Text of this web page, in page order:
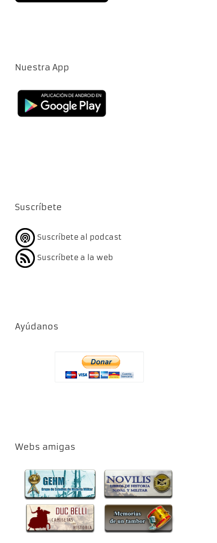
Nuestra App
Suscríbete
Suscríbete al podcast
Suscríbete a la web
Ayúdanos
Webs amigas